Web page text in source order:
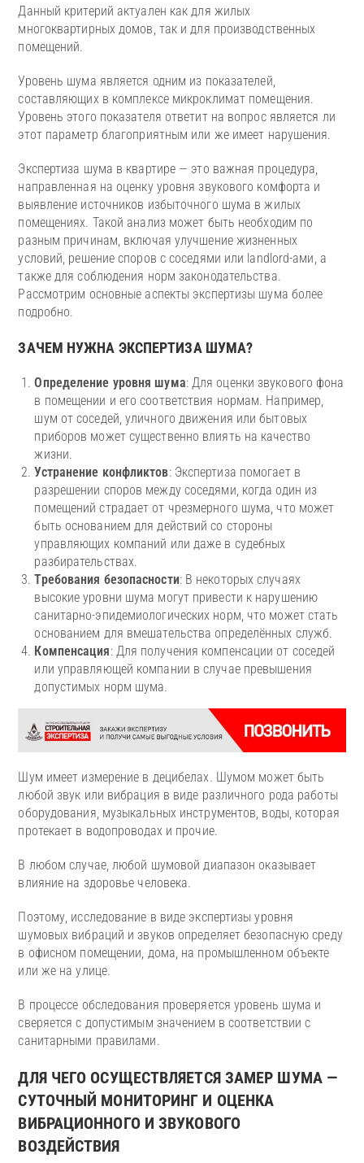
Данный критерий актуален как для жилых
многоквартирных домов, так и для производственных
помещений.
Уровень шума является одним из показателей,
составляющих в комплексе микроклимат помещения.
Уровень этого показателя ответит на вопрос является ли
этот параметр благоприятным или же имеет нарушения.
Экспертиза шума в квартире — это важная процедура,
направленная на оценку уровня звукового комфорта и
выявление источников избыточного шума в жилых
помещениях. Такой анализ может быть необходим по
разным причинам, включая улучшение жизненных
условий, решение споров с соседями или landlord-ами, а
также для соблюдения норм законодательства.
Рассмотрим основные аспекты экспертизы шума более
подробно.
ЗАЧЕМ НУЖНА ЭКСПЕРТИЗА ШУМА?
Определение уровня шума: Для оценки звукового фона
в помещении и его соответствия нормам. Например,
шум от соседей, уличного движения или бытовых
приборов может существенно влиять на качество
жизни.
Устранение конфликтов: Экспертиза помогает в
разрешении споров между соседями, когда один из
помещений страдает от чрезмерного шума, что может
быть основанием для действий со стороны
управляющих компаний или даже в судебных
разбирательствах.
Требования безопасности: В некоторых случаях
высокие уровни шума могут привести к нарушению
санитарно-эпидемиологических норм, что может стать
основанием для вмешательства определённых служб.
Компенсация: Для получения компенсации от соседей
или управляющей компании в случае превышения
допустимых норм шума.
Шум имеет измерение в децибелах. Шумом может быть
любой звук или вибрация в виде различного рода работы
оборудования, музыкальных инструментов, воды, которая
протекает в водопроводах и прочие.
В любом случае, любой шумовой диапазон оказывает
влияние на здоровье человека.
Поэтому, исследование в виде экспертизы уровня
шумовых вибраций и звуков определяет безопасную среду
в офисном помещении, дома, на промышленном объекте
или же на улице.
В процессе обследования проверяется уровень шума и
сверяется с допустимым значением в соответствии с
санитарными правилами.
ДЛЯ ЧЕГО ОСУЩЕСТВЛЯЕТСЯ ЗАМЕР ШУМА —
СУТОЧНЫЙ МОНИТОРИНГ И ОЦЕНКА
ВИБРАЦИОННОГО И ЗВУКОВОГО
ВОЗДЕЙСТВИЯ